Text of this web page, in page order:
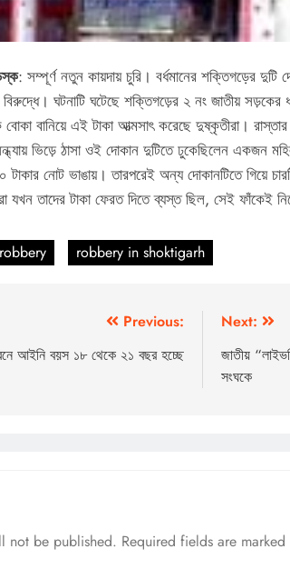
: সম্পূর্ণ নতুন কায়দায় চুরি। বর্ধমানের শক্তিগড়ের
ঘটনাটি ঘটেছে শক্তিগড়ের ২ নং জাতীয় সড়কের
বোকা বানিয়ে এই টাকা আত্মসাৎ করেছে দুষ্কৃতীরা।
ভিড়ে ঠাসা ওই দোকান দুটিতে ঢুকেছিলেন একজন
টাকার নোট ভাঙায়। তারপরেই অন্য দোকানটিতে গিয়ে
যখন তাদের টাকা ফেরত দিতে ব্যস্ত ছিল, সেই
robbery in shoktigarh
Previous:
আইনি বয়স ১৮ থেকে ২১ বছর হচ্ছে
Next:
জাতীয়
সংঘকে
not be published. Required fields are marked